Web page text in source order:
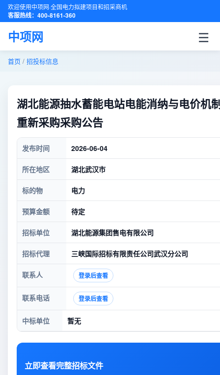
欢迎使用中项网·全国电力拟建项目和招采商机
客服热线：400-8161-360
中项网 ☰
首页 / 招投标信息
湖北能源抽水蓄能电站电能消纳与电价机
重新采购采购公告
发布时间 2026-06-04
所在地区 湖北武汉市
标的物 电力
预算金额 待定
招标单位 湖北能源集团售电有限公司
招标代理 三峡国际招标有限责任公司武汉分公司
联系人 登录后查看
联系电话 登录后查看
中标单位 暂无
立即查看完整招标文件